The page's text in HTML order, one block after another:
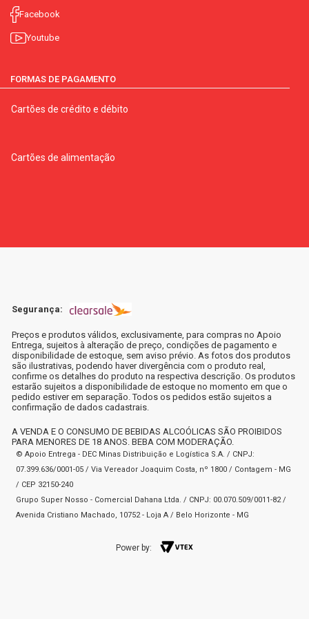
não contém quantidades significativas de pr
Facebook
Youtube
FORMAS DE PAGAMENTO
Cartões de crédito e débito
Cartões de alimentação
Segurança:
Preços e produtos válidos, exclusivamente, para compras no Apoio
Entrega, sujeitos à alteração de preço, condições de pagamento e
disponibilidade de estoque, sem aviso prévio. As fotos dos produtos
são ilustrativas, podendo haver divergência com o produto real,
confirme os detalhes do produto na respectiva descrição. Os produtos
estarão sujeitos a disponibilidade de estoque no momento em que o
pedido estiver em separação. Todos os pedidos estão sujeitos a
confirmação de dados cadastrais.
A VENDA E O CONSUMO DE BEBIDAS ALCOÓLICAS SÃO PROIBIDOS
PARA MENORES DE 18 ANOS. BEBA COM MODERAÇÃO.
© Apoio Entrega - DEC Minas Distribuição e Logística S.A. / CNPJ:
07.399.636/0001-05 / Via Vereador Joaquim Costa, nº 1800 / Contagem - MG
/ CEP 32150-240
Grupo Super Nosso - Comercial Dahana Ltda. / CNPJ: 00.070.509/0011-82 /
Avenida Cristiano Machado, 10752 - Loja A / Belo Horizonte - MG
Power by: